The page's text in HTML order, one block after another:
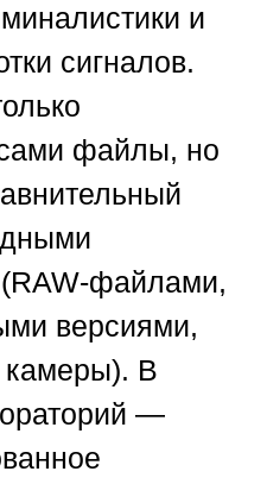
и
сигналов.
файлы, но
файлами,
версиями,
В
—